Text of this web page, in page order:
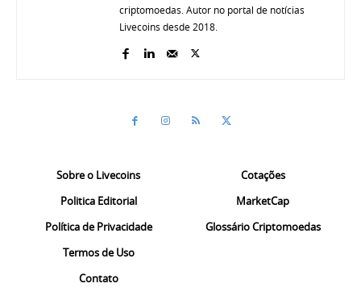
criptomoedas. Autor no portal de notícias
Livecoins desde 2018.
Sobre o Livecoins
Politica Editorial
Política de Privacidade
Termos de Uso
Contato
Cotações
MarketCap
Glossário Criptomoedas